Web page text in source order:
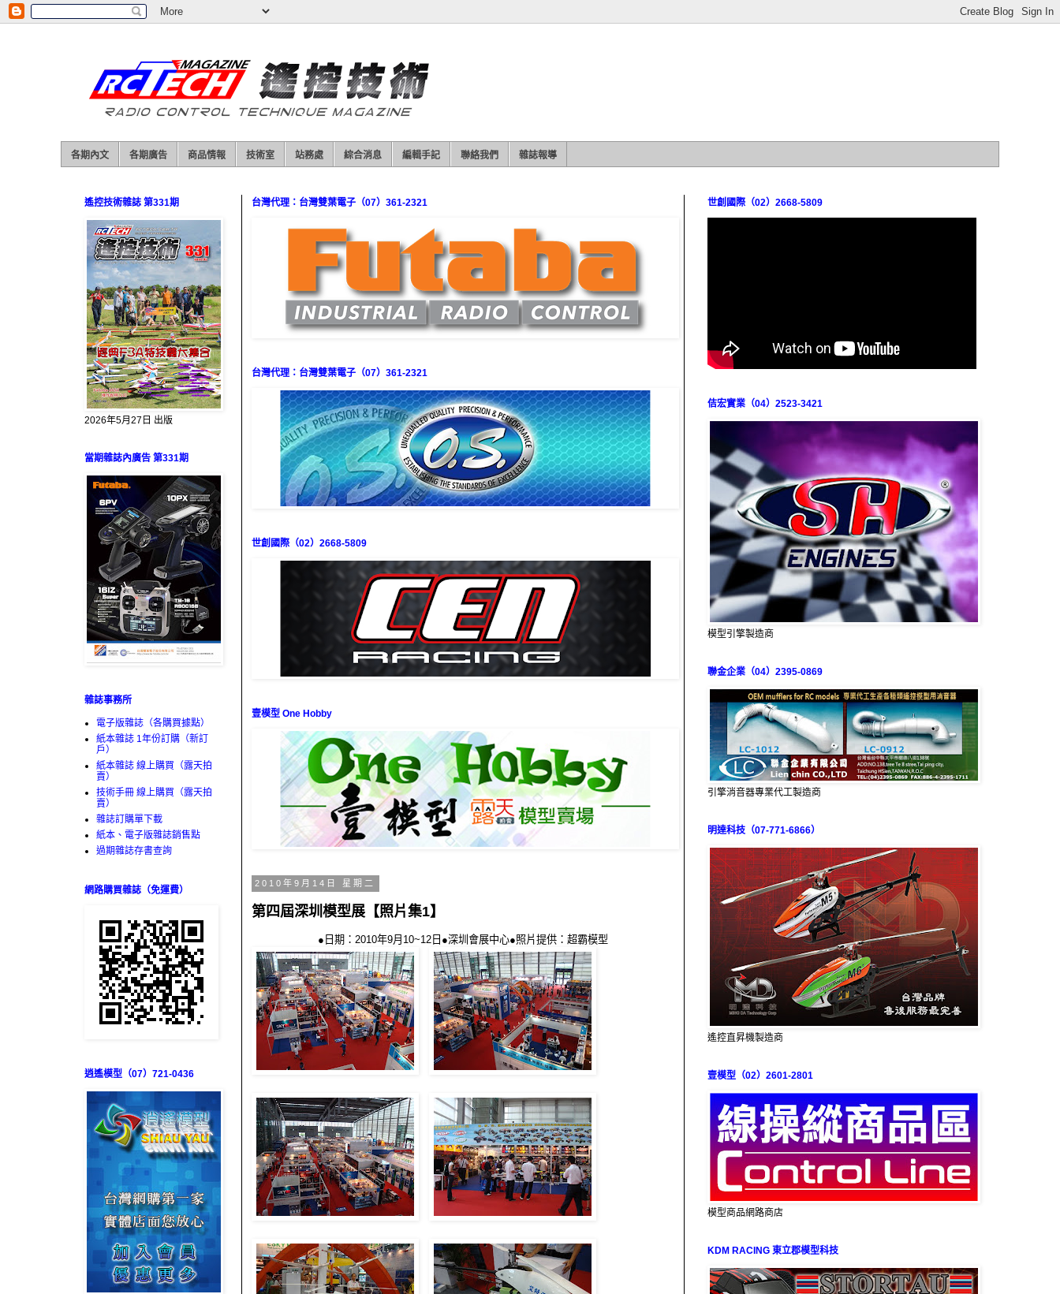
各期內文 各期廣告 商品情報 技術室 站務處 綜合消息 編輯手記 聯絡我們 雜誌報導
台灣代理：台灣雙葉電子（07）361-2321
台灣代理：台灣雙葉電子（07）361-2321
世創國際（02）2668-5809
壹模型 One Hobby
2010年9月14日 星期二
第四屆深圳模型展【照片集1】
●日期：2010年9月10~12日●深圳會展中心●照片提供：超霸模型
遙控技術雜誌 第331期
2026年5月27日 出版
當期雜誌內廣告 第331期
雜誌事務所
電子版雜誌（各購買據點）
紙本雜誌 1年份訂購（新訂
戶）
紙本雜誌 線上購買（露天拍
賣）
技術手冊 線上購買（露天拍
賣）
雜誌訂購單下載
紙本、電子版雜誌銷售點
過期雜誌存書查詢
網路購買雜誌（免運費）
逍遙模型（07）721-0436
世創國際（02）2668-5809
佶宏實業（04）2523-3421
模型引擎製造商
聯金企業（04）2395-0869
引擎消音器專業代工製造商
明達科技（07-771-6866）
遙控直昇機製造商
壹模型（02）2601-2801
模型商品網路商店
KDM RACING 東立郡模型科技